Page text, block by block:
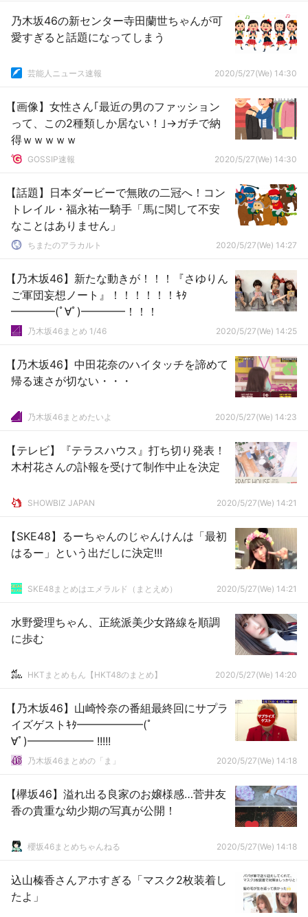
乃木坂46の新センター寺田蘭世ちゃんが可
愛すぎると話題になってしまう
芸能人ニュース速報 2020/5/27(We) 14:30
【画像】女性さん｢最近の男のファッション
って、この2種類しか居ない！｣→ガチで納
得ｗｗｗｗｗ
GOSSIP速報 2020/5/27(We) 14:30
【話題】日本ダービーで無敗の二冠へ！コン
トレイル・福永祐一騎手「馬に関して不安
なことはありません」
ちまたのアラカルト 2020/5/27(We) 14:27
【乃木坂46】新たな動きが！！！『さゆりん
ご軍団妄想ノート』！！！！！！ｷﾀ
━━━━(ﾟ∀ﾟ)━━━━！！！
乃木坂46まとめ 1/46 2020/5/27(We) 14:25
【乃木坂46】中田花奈のハイタッチを諦めて
帰る速さが切ない・・・
乃木坂46まとめたいよ 2020/5/27(We) 14:23
【テレビ】『テラスハウス』打ち切り発表！
木村花さんの訃報を受けて制作中止を決定
SHOWBIZ JAPAN 2020/5/27(We) 14:21
【SKE48】るーちゃんのじゃんけんは「最初
はるー」という出だしに決定!!!
SKE48まとめはエメラルド（まとえめ） 2020/5/27(We) 14:21
水野愛理ちゃん、正統派美少女路線を順調
に歩む
HKTまとめもん【HKT48のまとめ】 2020/5/27(We) 14:20
【乃木坂46】山崎怜奈の番組最終回にサプラ
イズゲストｷﾀ━━━━━━(ﾟ
∀ﾟ)━━━━━━ !!!!!
乃木坂46まとめの「ま」 2020/5/27(We) 14:18
【欅坂46】溢れ出る良家のお嬢様感…菅井友
香の貴重な幼少期の写真が公開！
櫻坂46まとめちゃんねる 2020/5/27(We) 14:18
込山榛香さんアホすぎる「マスク2枚装着し
たよ」